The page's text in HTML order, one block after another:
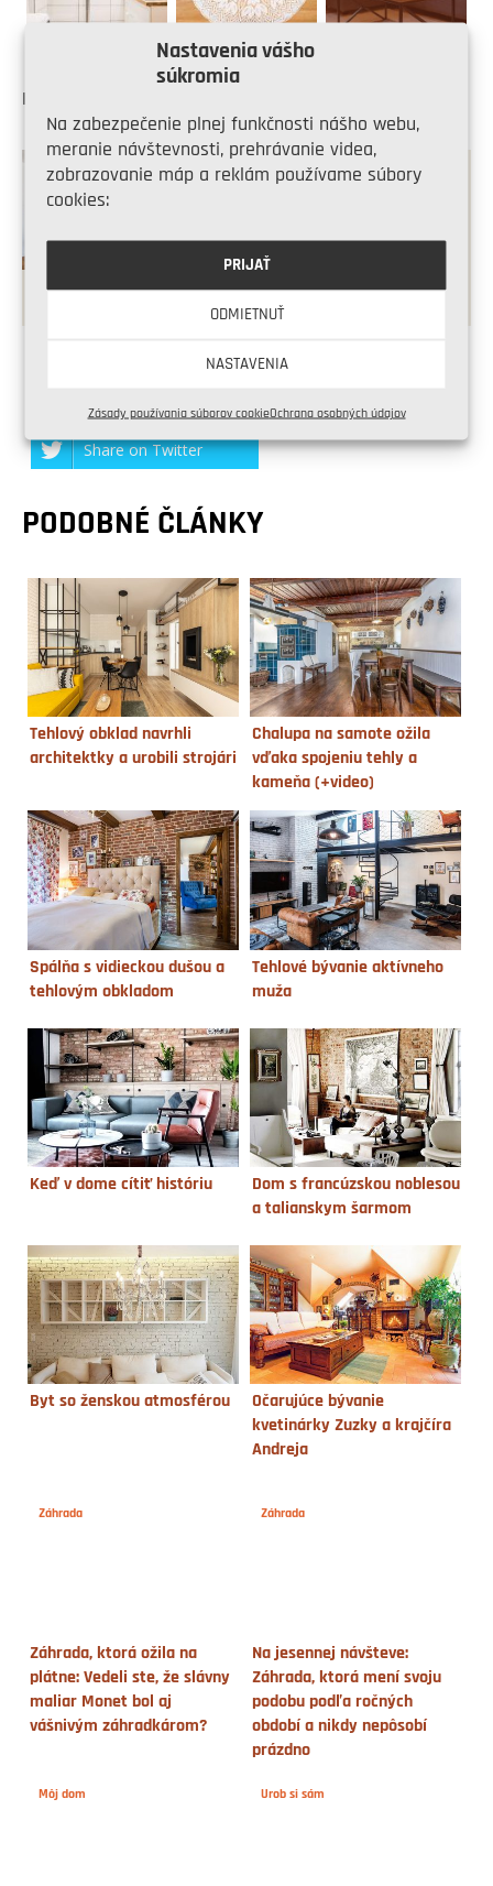
Nastavenia vášho
súkromia
Na zabezpečenie plnej funkčnosti nášho webu,
meranie návštevnosti, prehrávanie videa,
zobrazovanie máp a reklám používame súbory
cookies:
PRIJAŤ
ODMIETNUŤ
NASTAVENIA
Zásady používania súborov cookieOchrana osobných údajov
Mohlo by vás tiež zaujímať
Mezonetový byt,
raz) skutočne
vydaril
Share on Twitter
PODOBNÉ ČLÁNKY
Tehlový obklad navrhli
architektky a urobili strojári
Chalupa na samote ožila
vďaka spojeniu tehly a
kameňa (+video)
Spálňa s vidieckou dušou a
tehlovým obkladom
Tehlové bývanie aktívneho
muža
Keď v dome cítiť históriu
Dom s francúzskou noblesou
a talianskym šarmom
Byt so ženskou atmosférou
Očarujúce bývanie
kvetinárky Zuzky a krajčíra
Andreja
Záhrada
Záhrada, ktorá ožila na
plátne: Vedeli ste, že slávny
maliar Monet bol aj
vášnivým záhradkárom?
Záhrada
Na jesennej návšteve:
Záhrada, ktorá mení svoju
podobu podľa ročných
období a nikdy nepôsobí
prázdno
Môj dom Urob si sám